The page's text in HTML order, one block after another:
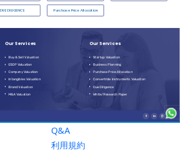
Q&A
利用規約